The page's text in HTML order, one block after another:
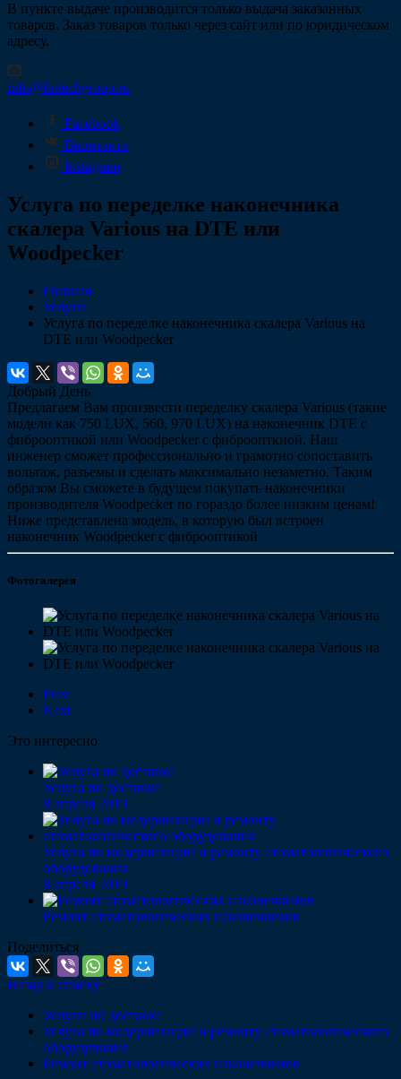
В пункте выдаче производится только выдача заказанных
товаров. Заказ товаров только через сайт или по юридическом
адресу.
info@fintechgroup.ru
Facebook
Вконтакте
Instagram
Услуга по переделке наконечника
скалера Various на DTE или
Woodpecker
Главная
Услуги
Услуга по переделке наконечника скалера Various на
DTE или Woodpecker
Добрый День
Предлагаем Вам произвести переделку скалера Various (такие
модели как 750 LUX, 560, 970 LUX) на наконечник DTE с
фиброоптикой или Woodpecker с фиброопткиой. Наш
инженер сможет профессионально и грамотно сопоставить
вольтаж, разъемы и сделать максимально незаметно. Таким
образом Вы сможете в будущем покупать наконечники
производителя Woodpecker по гораздо более низким ценам!
Ниже представлена модель, в которую был встроен
наконечник Woodpecker с фиброоптикой
Фотогалерея
Prev
Next
Это интересно
Услуга по доставке
8 апреля 2019
Услуга по модернизации и ремонту стоматологического
оборудования
8 апреля 2019
Ремонт стоматологических наконечников
Поделиться
Назад к списку
Услуги по доставке
Услуга по модернизации и ремонту стоматологического
оборудования
Ремонт стоматологических наконечников